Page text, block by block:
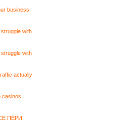
business,
with
with
actually
casinos
ПЁРИ